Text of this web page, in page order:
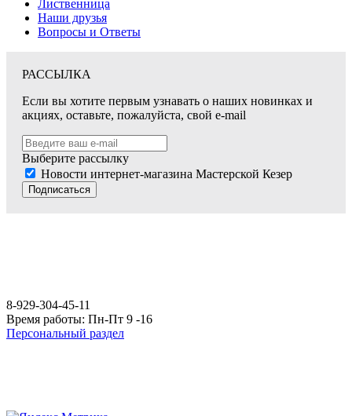
Лиственница
Наши друзья
Вопросы и Ответы
РАССЫЛКА
Если вы хотите первым узнавать о наших новинках и
акциях, оставьте, пожалуйста, свой e-mail
Выберите рассылку
Новости интернет-магазина Мастерской Кезер
Подписаться
8-929-304-45-11
Время работы: Пн-Пт 9 -16
Персональный раздел